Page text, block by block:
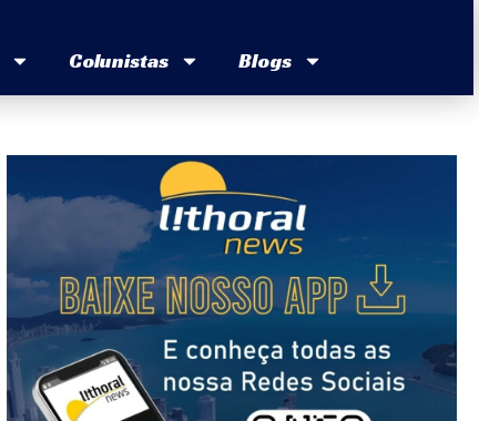
Colunistas Blogs